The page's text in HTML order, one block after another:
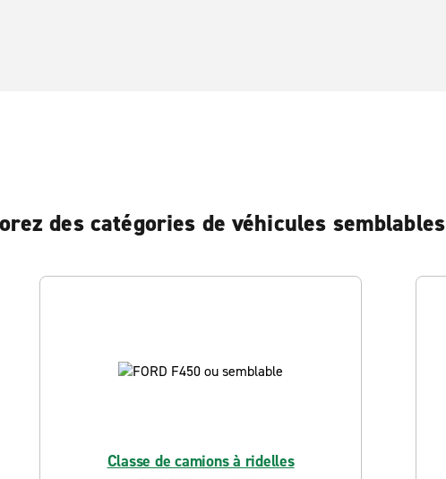
des catégories de véhicules semblables
Classe de camions à ridelles